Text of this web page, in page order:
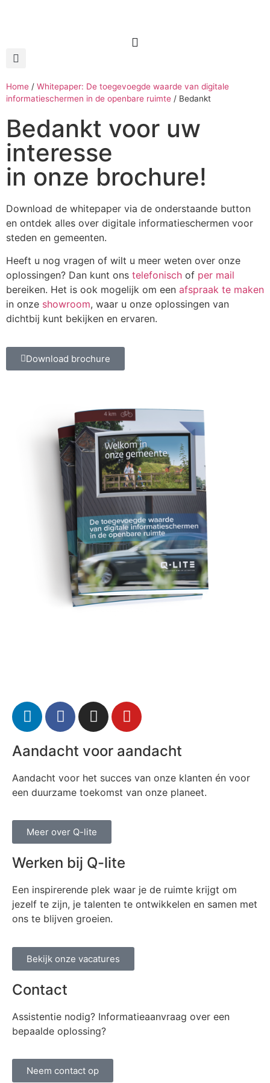
Home / Whitepaper: De toegevoegde waarde van digitale
informatieschermen in de openbare ruimte / Bedankt
Bedankt voor uw
interesse
in onze brochure!
Download de whitepaper via de onderstaande button
en ontdek alles over digitale informatieschermen voor
steden en gemeenten.
Heeft u nog vragen of wilt u meer weten over onze
oplossingen? Dan kunt ons telefonisch of per mail
bereiken. Het is ook mogelijk om een afspraak te maken
in onze showroom, waar u onze oplossingen van
dichtbij kunt bekijken en ervaren.
Download brochure
Aandacht voor aandacht
Aandacht voor het succes van onze klanten én voor
een duurzame toekomst van onze planeet.
Meer over Q-lite
Werken bij Q-lite
Een inspirerende plek waar je de ruimte krijgt om
jezelf te zijn, je talenten te ontwikkelen en samen met
ons te blijven groeien.
Bekijk onze vacatures
Contact
Assistentie nodig? Informatieaanvraag over een
bepaalde oplossing?
Neem contact op